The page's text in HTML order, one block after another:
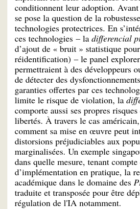
conditionnent leur adoption.
se pose la question de la
technologies protectrices. En
ces technologies – la differencial
d’ajout de « bruit » statistique
réidentification) – le panel
permettraient à des développeurs
de détecter des
garanties offertes par ces
limite le risque de violation, la
comporte aussi ses propres
libertés. À travers le cas
comment sa mise en œuvre peut
distorsions préjudiciables aux
marginalisées. Un exemple
dans quelle mesure, tenant
d’implémentation en pratique, la
académique dans le domaine des
traduite et transposée pour être
régulation de l'IA notamment.